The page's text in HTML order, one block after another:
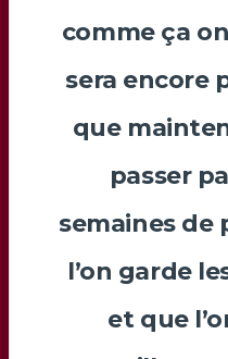
comme ça
sera encore
que
passer
semaines de
l’on garde
et que